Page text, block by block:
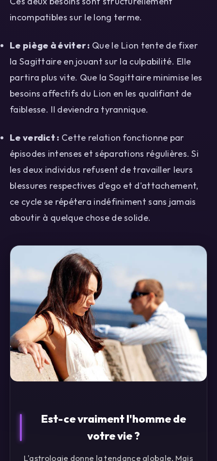
incompatibles sur le long terme.
Le piège à éviter : Que le Lion tente de fixer
la Sagittaire en jouant sur la culpabilité. Elle
partira plus vite. Que la Sagittaire minimise les
besoins affectifs du Lion en les qualifiant de
faiblesse. Il deviendra tyrannique.
Le verdict : Cette relation fonctionne par
épisodes intenses et séparations régulières. Si
les deux individus refusent de travailler leurs
blessures respectives d'ego et d'attachement,
ce cycle se répétera indéfiniment sans jamais
aboutir à quelque chose de solide.
Est-ce vraiment l'homme de
votre vie ?
L'astrologie donne la tendance globale. Mais